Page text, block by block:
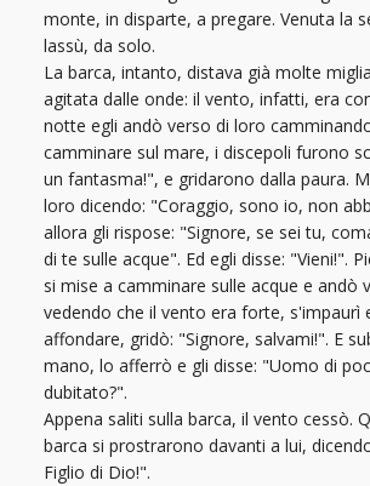
monte, in disparte, a pregare. Venuta la
lassù, da solo.
La barca, intanto, distava già molte
agitata dalle onde: il vento, infatti, era
notte egli andò verso di loro
camminare sul mare, i discepoli furono
un fantasma!", e gridarono dalla paura.
loro dicendo: "Coraggio, sono io, non
allora gli rispose: "Signore, se sei tu,
di te sulle acque". Ed egli disse: "Vieni!".
si mise a camminare sulle acque e andò
vedendo che il vento era forte, s'impaurì
affondare, gridò: "Signore, salvami!". E
mano, lo afferrò e gli disse: "Uomo di
dubitato?".
Appena saliti sulla barca, il vento cessò.
barca si prostrarono davanti a lui,
Figlio di Dio!".